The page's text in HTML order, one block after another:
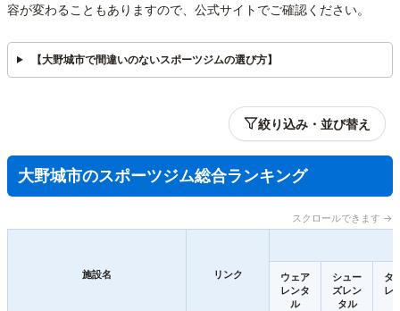
容が変わることもありますので、公式サイトでご確認ください。
【大野城市で間違いのないスポーツジムの選び方】
絞り込み・並び替え
大野城市のスポーツジム総合ランキング
スクロールできます →
施設名 リンク
ウェア
レンタ
ル
シュー
ズレン
タル
タ
レ